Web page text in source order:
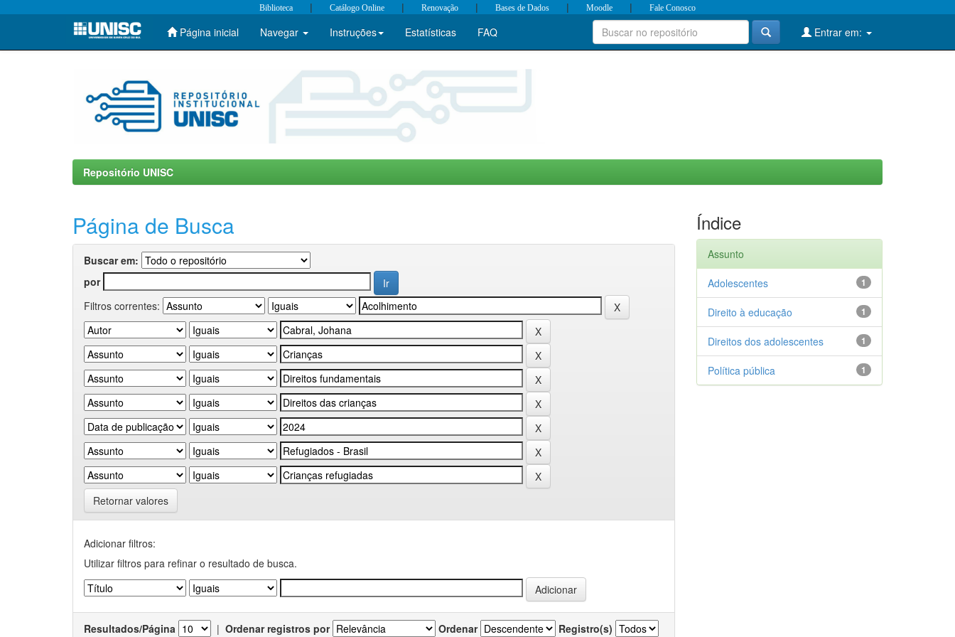
Skip
Biblioteca | Catálogo Online | Renovação | Bases de Dados | Moodle | Fale Conosco
Página inicial Navegar Instruções Estatísticas FAQ Entrar em:
Repositório UNISC
Página de Busca
Buscar em:
por
Filtros correntes:
Retornar valores
Adicionar filtros:
Utilizar filtros para refinar o resultado de busca.
Resultados/Página | Ordenar registros por Ordenar Registro(s)
Índice
Assunto
1
Adolescentes
1
Direito à educação
1
Direitos dos adolescentes
1
Política pública